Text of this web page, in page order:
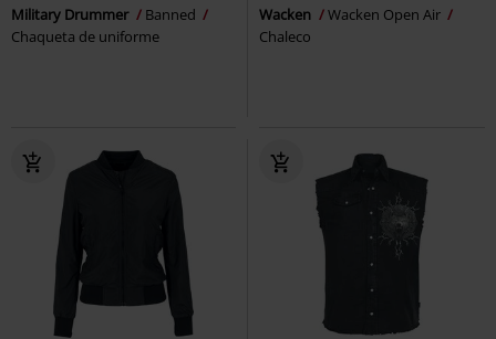
Military Drummer
Banned
Chaqueta de uniforme
Wacken
Wacken Open Air
Chaleco